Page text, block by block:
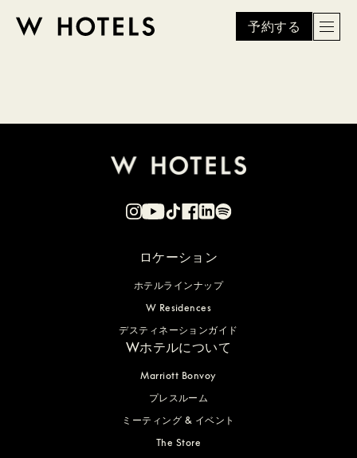
予約する
ロケーション
ホテルラインナップ
W Residences
デスティネーションガイド
Wホテルについて
Marriott Bonvoy
プレスルーム
ミーティング & イベント
The Store